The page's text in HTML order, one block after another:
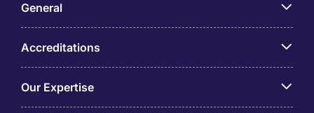
General
Accreditations
Our Expertise